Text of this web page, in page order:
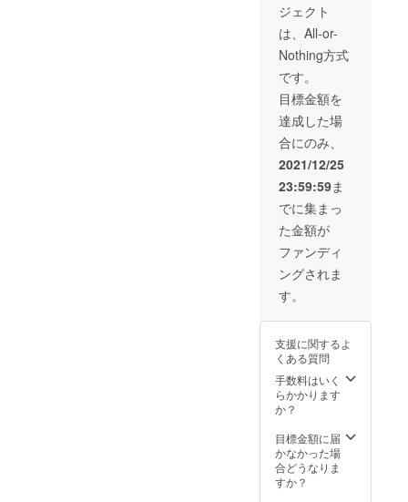
ジェクト
は、All-or-
Nothing方式
です。
目標金額を
達成した場
合にのみ、
2021/12/25
23:59:59ま
でに集まっ
た金額が
ファンディ
ングされま
す。
支援に関するよ
くある質問
手数料はいく
らかかります
か？
目標金額に届
かなかった場
合どうなりま
すか？